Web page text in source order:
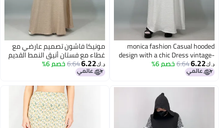
monica fashion Casual hooded
design with a chic Dress vintage-
inspired style Long Ethnic Dress
د.ك‏6.22
6.64خصم 6%
مونيكا فاشون تصميم عارضي مع
غطاء مع فستان أنيق النمط القديم
المستوحى التنانير الطويلة العرقية
د.ك‏6.22
6.64خصم 6%